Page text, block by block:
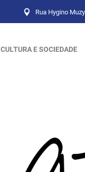
Rua Hygino
CULTURA E SOCIEDADE